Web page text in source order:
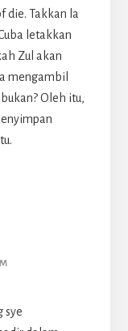
die. Takkan la
letakkan
Zul akan
mengambil
Oleh itu,
sye